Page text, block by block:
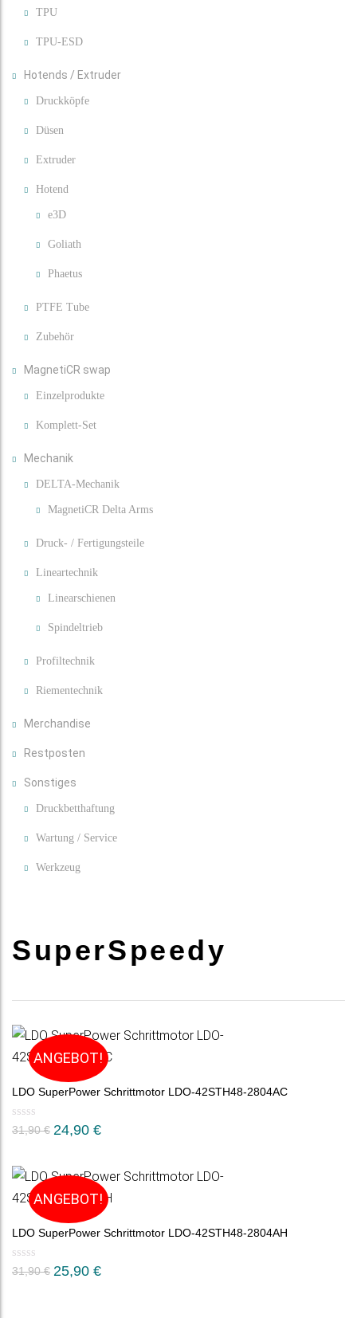
TPU
TPU-ESD
Hotends / Extruder
Druckköpfe
Düsen
Extruder
Hotend
e3D
Goliath
Phaetus
PTFE Tube
Zubehör
MagnetiCR swap
Einzelprodukte
Komplett-Set
Mechanik
DELTA-Mechanik
MagnetiCR Delta Arms
Druck- / Fertigungsteile
Lineartechnik
Linearschienen
Spindeltrieb
Profiltechnik
Riementechnik
Merchandise
Restposten
Sonstiges
Druckbetthaftung
Wartung / Service
Werkzeug
SuperSpeedy
ANGEBOT!
LDO SuperPower Schrittmotor LDO-42STH48-2804AC
31,90€ Ursprünglicher
war:
31,90 €
24,90 €Aktueller
24,90 €.
ANGEBOT!
LDO SuperPower Schrittmotor LDO-42STH48-2804AH
31,90€ Ursprünglicher
25,90 €Aktueller